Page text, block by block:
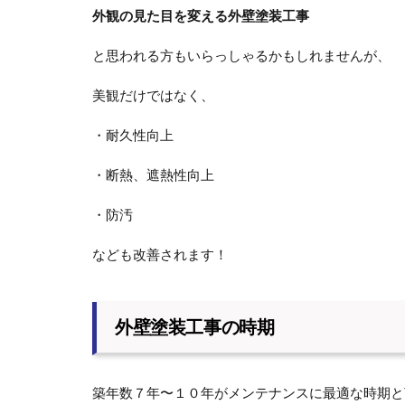
外観の見た目を変える外壁塗装工事
と思われる方もいらっしゃるかもしれませんが、
美観だけではなく、
・耐久性向上
・断熱、遮熱性向上
・防汚
なども改善されます！
外壁塗装工事の時期
築年数７年〜１０年がメンテナンスに最適な時期と